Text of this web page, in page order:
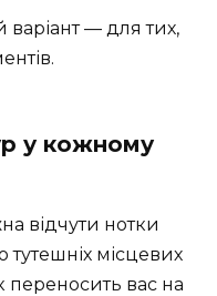
— для тих,
у кожному
відчути нотки
тутешніх місцевих
переносить вас на